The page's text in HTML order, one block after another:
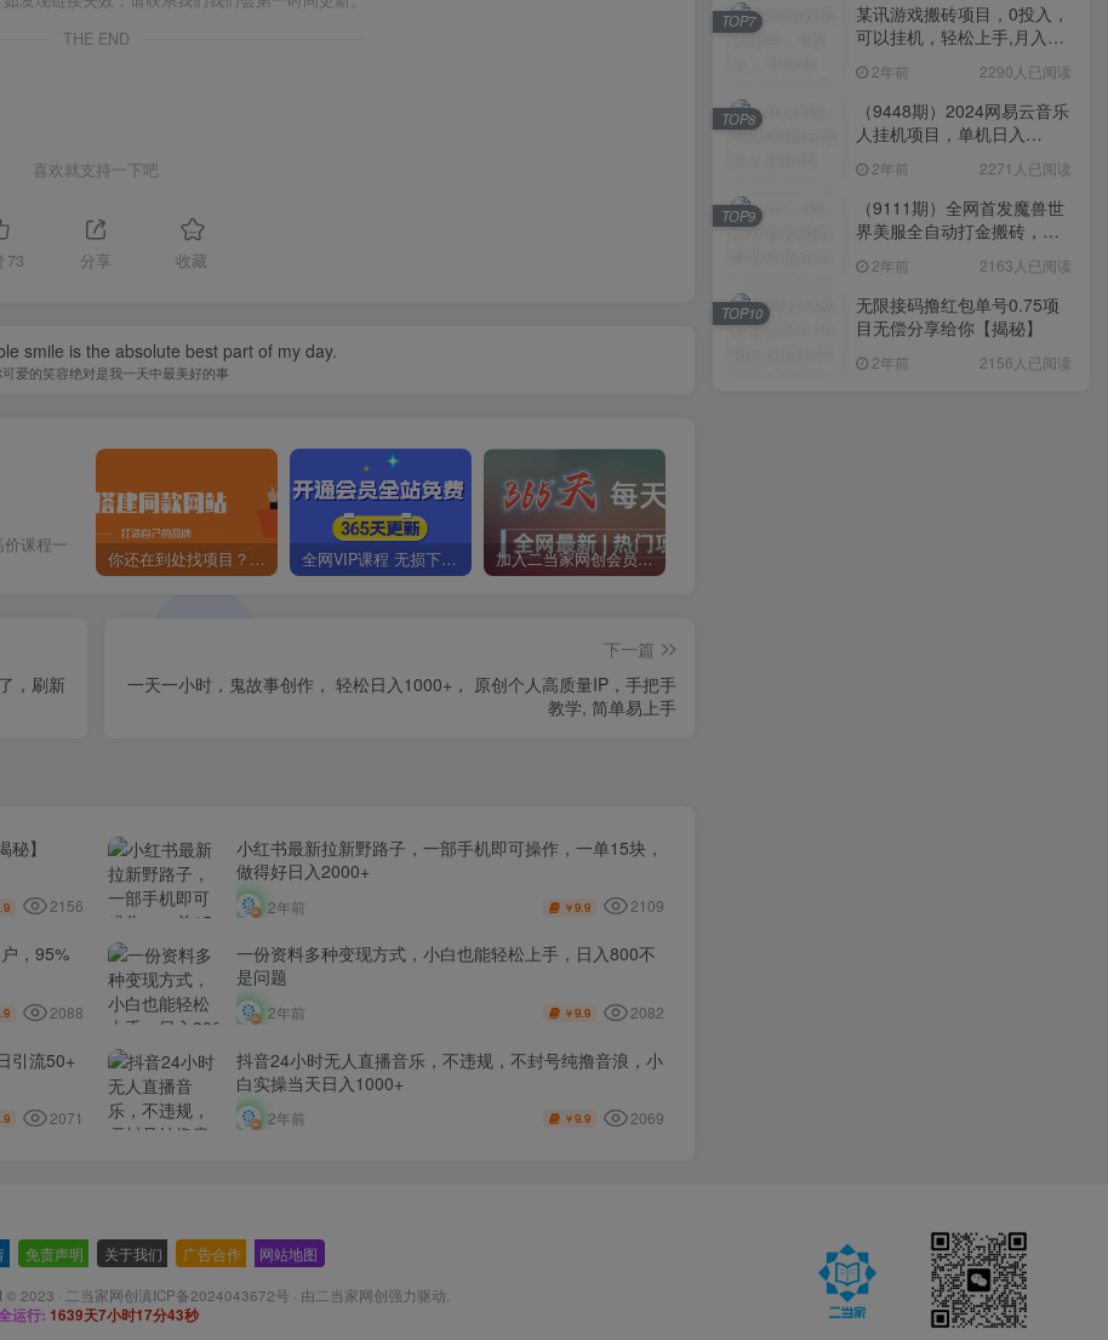
THE END
喜欢就支持一下吧
73 分享 收藏
smile is the absolute best part of my day.
爱的笑容绝对是我一天中最美好的事
课程一
你还在到处找项目？还在当韭菜？我靠卖项目一个月收入5万+，曾经我也是个失败者。 全网VIP课程 无损下载~ 加入二当家网创会员，享受70%的推广提成，免费学习网上万种创业课程，菜鸟变大神。
，刷新
下一篇
一天一小时，鬼故事创作， 轻松日入1000+， 原创个人高质量IP，手把手
教学, 简单易上手
】
2156
小红书最新拉新野路子，一部手机即可操作，一单15块，
做得好日入2000+
2年前 ￥9.9 2109
，​95%
2088
一份资料多种变现方式，小白也能轻松上手，日入800不
是问题
2年前 ￥9.9 2082
引流50+
2071
抖音24小时无人直播音乐，不违规，不封号纯撸音浪，小
白实操当天日入1000+
2年前 ￥9.9 2069
某讯游戏搬砖项目，0投入，
可以挂机，轻松上手,月入
2年前 2290人已阅读
TOP7
（9448期）2024网易云音乐
人挂机项目，单机日入
2年前 2271人已阅读
TOP8
（9111期）全网首发魔兽世
界美服全自动打金搬砖，日
姆级教学
2年前 2163人已阅读
TOP9
无限接码撸红包单号0.75项
目无偿分享给你【揭秘】
2年前 2156人已阅读
TOP10
免责声明 关于我们 广告合作 网站地图
© 2023 · 二当家网创滇ICP备2024043672号 · 由二当家网创强力驱动.
运行: 1639天7小时17分44秒